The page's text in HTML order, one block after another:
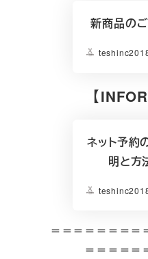
新商品の
【
ネット予約
明と方
＝＝＝＝＝＝＝＝
＝＝＝＝＝